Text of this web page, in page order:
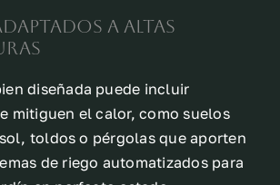
a altas
diseñada puede incluir
mitiguen el calor, como suelos
toldos o pérgolas que aporten
de riego automatizados para